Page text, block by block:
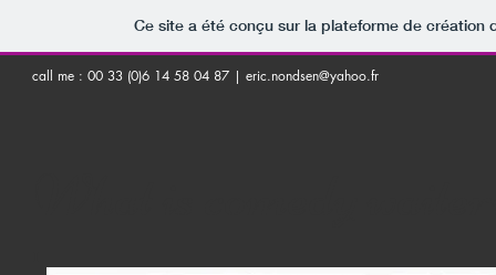
Ce site a été conçu sur la plateforme de création
call me : 00 33 (0)6 14 58 04 87 | eric.nondsen@yahoo.fr